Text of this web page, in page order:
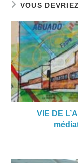
VOUS
VIE DE